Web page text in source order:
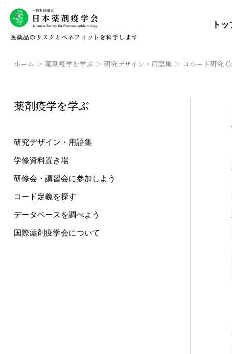
ト
ホーム 薬剤疫学を学ぶ 研究デザイン・用語集 コホート研究
薬剤疫学を学ぶ
研究デザイン・用語集
学修資料置き場
研修会・講習会に参加しよう
コード定義を探す
データベースを調べよう
国際薬剤疫学会について